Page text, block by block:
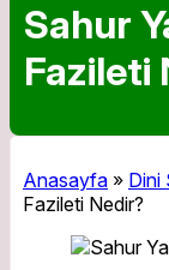
Sahur
Fazileti
Anasayfa » Dini
Fazileti Nedir?